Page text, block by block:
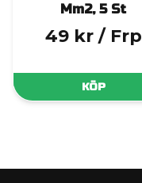
Mm2, 5 St
49 kr / Frp
KÖP